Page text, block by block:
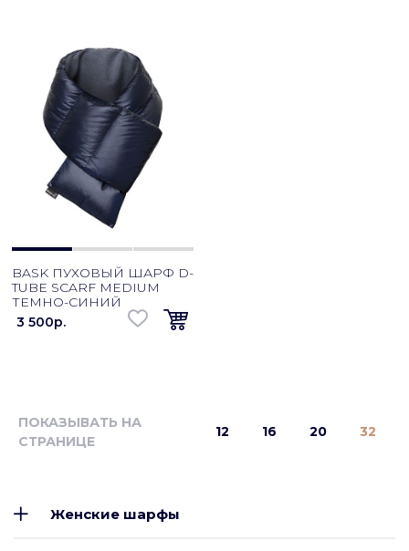
BASK ПУХОВЫЙ ШАРФ D-
TUBE SCARF MEDIUM
ТЕМНО-СИНИЙ
3 500p.
ПОКАЗЫВАТЬ НА
СТРАНИЦЕ
12 16 20 32
Женские шарфы